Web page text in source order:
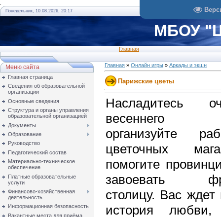
Понедельник, 10.08.2026, 20:17
МБОУ
Главная
Меню сайта
Главная страница
Сведения об образовательной
организации
Основные сведения
Структура и органы управления
образовательной организацией
Документы
Образование
Руководство
Педагогический состав
Материально-техническое
обеспечение
Платные образовательные
услуги
Финансово-хозяйственная
деятельность
Информационная безопасность
Вакантные места для приёма
Главная » Онлайн игры » Аркады и экшн
Парижские цветы
Насладитесь
весеннего
организуйте
цветочных
помогите
завоевать
столицу. Вас ждет
история любви,